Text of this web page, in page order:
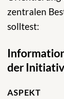
zentralen
solltest:
der
ASPEKT